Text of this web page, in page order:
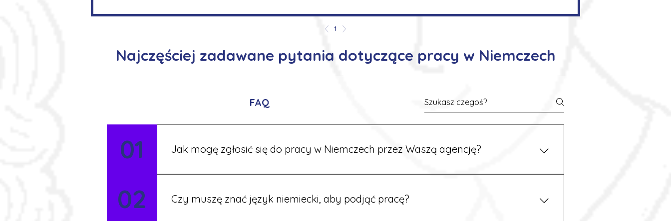
1
Najczęściej zadawane pytania dotyczące pracy w Niemczech
FAQ
01 Jak mogę zgłosić się do pracy w Niemczech przez Waszą agencję?
Możesz wypełnić formularz zgłoszeniowy na naszej stronie lub skontaktować się z nami telefonicznie.
02 Czy muszę znać język niemiecki, aby podjąć pracę?